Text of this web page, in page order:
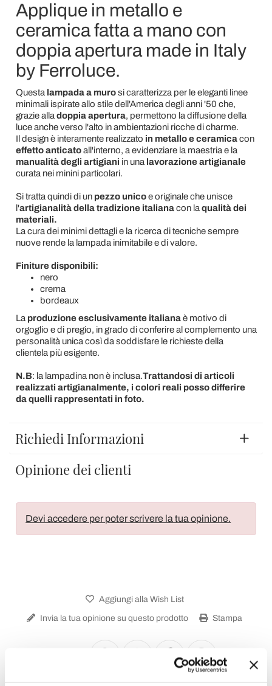
Applique in metallo e
ceramica fatta a mano con
doppia apertura made in Italy
by Ferroluce.
Questa lampada a murosi caratterizza per le eleganti linee
minimali ispirate allo stile dell'America degli anni '50 che,
grazie alla doppia apertura, permettono la diffusione della
luce anche verso l'alto in ambientazioni ricche di charme.
Il design è interamente realizzato in metallo e ceramicacon
effetto anticatoall'interno, a evidenziare la maestria e la
manualità degli artigiani in una lavorazione artigianale
curata nei minini particolari.
Si tratta quindi di un pezzo unicoe originale che unisce
l'artigianalità della tradizione italianacon la qualità dei
materiali.
La cura dei minimi dettagli e la ricerca di tecniche sempre
nuove rende la lampada inimitabile e di valore.
Finiture disponibili:
nero
crema
bordeaux
La produzione esclusivamente italianaè motivo di
orgoglio e di pregio, in grado di conferire al complemento una
personalità unica così da soddisfare le richieste della
clientela più esigente.
N.B: la lampadina non è inclusa.Trattandosi di articoli
realizzati artigianalmente, i colori reali posso differire
da quelli rappresentati in foto.
Richiedi Informazioni
Opinione dei clienti
Devi accedere per poter scrivere la tua opinione.
Aggiungi alla Wish List
Invia la tua opinione su questo prodotto Stampa